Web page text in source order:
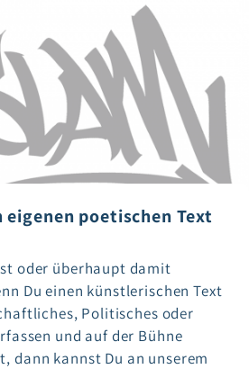
eigenen poetischen Text
oder überhaupt damit
Du einen künstlerischen Text
Politisches oder
und auf der Bühne
dann kannst Du an unserem